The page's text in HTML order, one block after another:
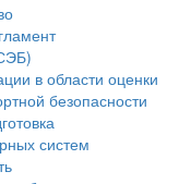
в области оценки
безопасности
систем